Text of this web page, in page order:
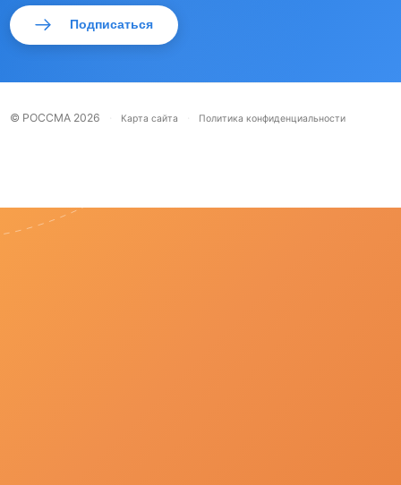
Подписаться
© РОССМА 2026 Карта сайта Политика конфиденциальности